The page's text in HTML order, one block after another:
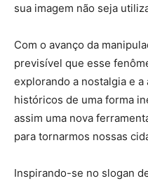
sua imagem não seja
Com o avanço da
previsível que esse
explorando a nostalgia e
históricos de uma forma
assim uma nova
para tornarmos nossas
Inspirando-se no slogan